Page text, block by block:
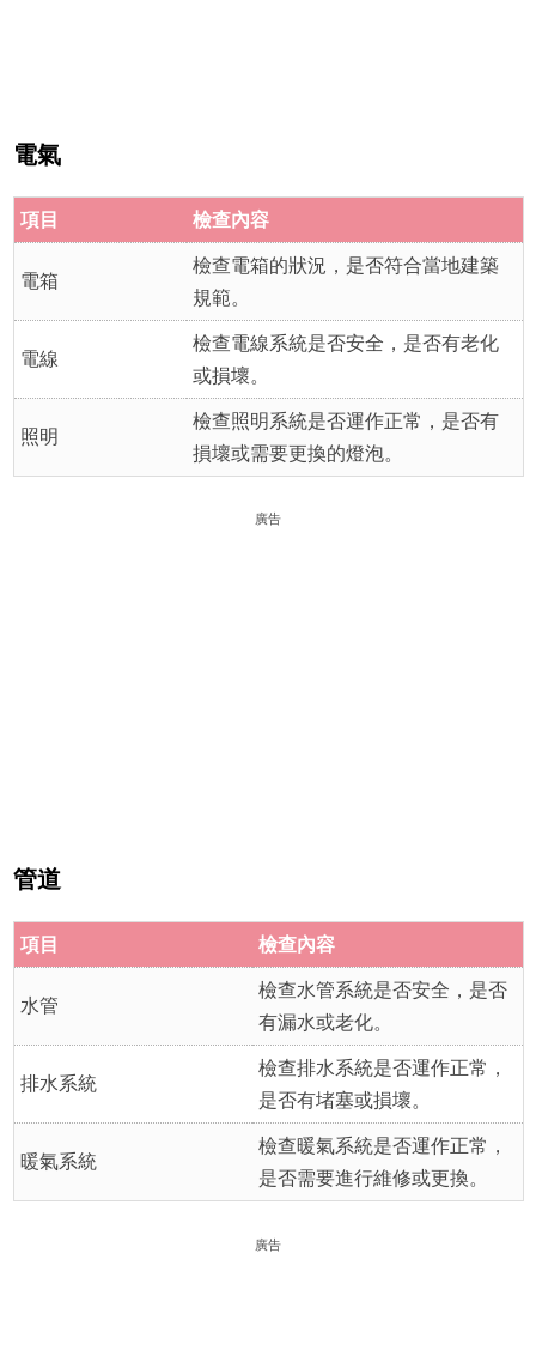
電氣
項目 檢查內容
電箱
檢查電箱的狀況，是否符合當地建築
規範。
電線
檢查電線系統是否安全，是否有老化
或損壞。
照明
檢查照明系統是否運作正常，是否有
損壞或需要更換的燈泡。
廣告
管道
項目 檢查內容
水管
檢查水管系統是否安全，是否
有漏水或老化。
排水系統
檢查排水系統是否運作正常，
是否有堵塞或損壞。
暖氣系統
檢查暖氣系統是否運作正常，
是否需要進行維修或更換。
廣告